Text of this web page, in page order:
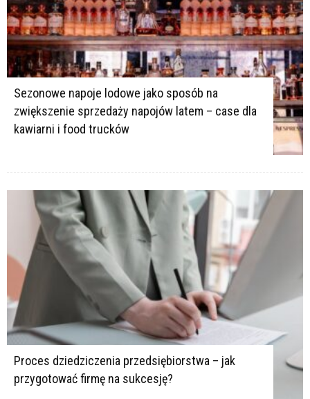
Sezonowe napoje lodowe jako sposób na
zwiększenie sprzedaży napojów latem – case dla
kawiarni i food trucków
Proces dziedziczenia przedsiębiorstwa – jak
przygotować firmę na sukcesję?